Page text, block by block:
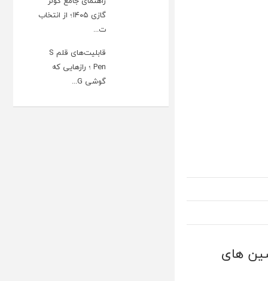
های
گازی ۱۴۰۵؛ از انتخاب
ت...
قابلیت‌های قلم S
Pen ؛ رازهایی که
گوشی G...